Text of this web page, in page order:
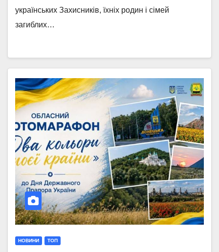
українських Захисників, їхніх родин і сімей
загиблих…
НОВИНИ ТОП